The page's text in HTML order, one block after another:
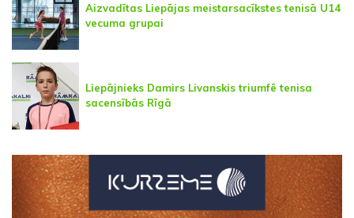
Aizvadītas Liepājas meistarsacīkstes tenisā U14
vecuma grupai
Liepājnieks Damirs Livanskis triumfē tenisa
sacensībās Rīgā